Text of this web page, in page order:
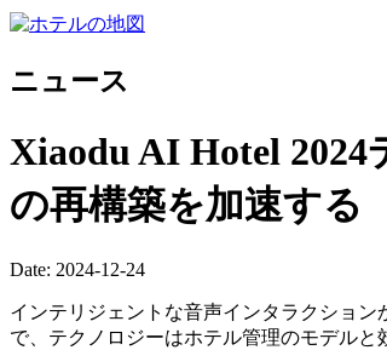
ニュース
Xiaodu AI Hotel
の再構築を加速する
Date: 2024-12-24
インテリジェントな音声インタラクショ
で、テクノロジーはホテル管理のモデル